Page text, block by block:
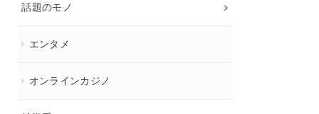
話題のモノ
エンタメ
オンラインカジノ